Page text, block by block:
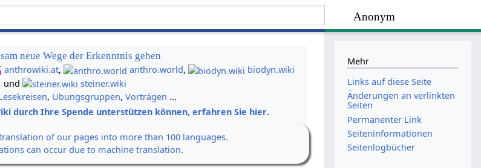
Anonym
neue Wege der Erkenntnis gehen
anthrowiki.at, anthro.world,
biodyn.wiki
und
steiner.wiki
, Übungsgruppen,Vorträgen ...
durch Ihre Spende unterstützen können, erfahren Sie hier.
of our pages into more than 100 languages.
can occur due to machine translation.
Mehr
Links auf diese Seite
Änderungen an verlinkten
Seiten
Permanenter Link
Seiten­­informationen
Seitenlogbücher